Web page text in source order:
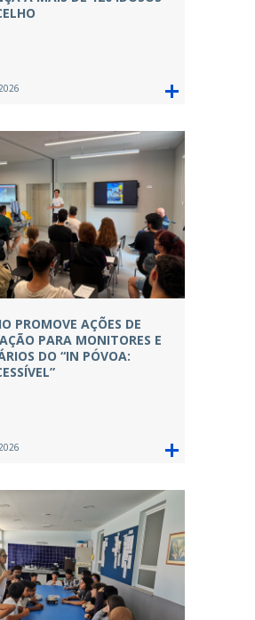
PROMOVE AÇÕES DE
PARA MONITORES E
DO “IN PÓVOA: